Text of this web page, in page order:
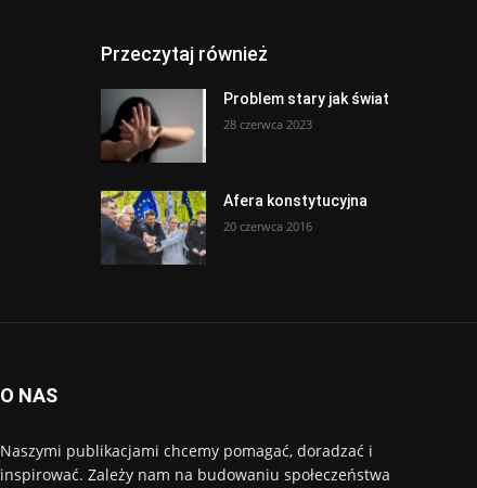
Przeczytaj również
Problem stary jak świat
28 czerwca 2023
Afera konstytucyjna
20 czerwca 2016
O NAS
Naszymi publikacjami chcemy pomagać, doradzać i
inspirować. Zależy nam na budowaniu społeczeństwa